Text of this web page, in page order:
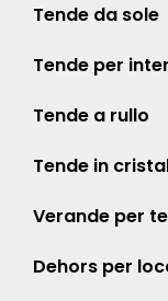
Tende da sole
Tende per
Tende a rullo
Tende in
Verande per
Dehors per